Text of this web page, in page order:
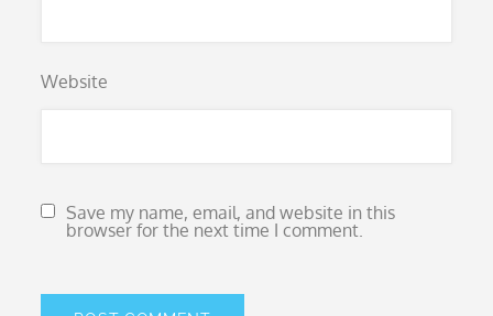
Website
Save my name, email, and website in this
browser for the next time I comment.